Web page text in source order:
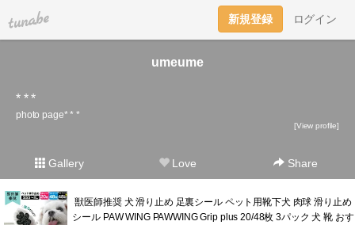
tuna.be 新規登録 ログイン
umeume
* * *
photo page* * *
[View profile]
Gallery Love Share
獣医師推奨 犬 滑り止め 足裏シール ペット用靴下犬 肉球 滑り止め
シール PAW WING PAWWING Grip plus 20/48枚 3パック 犬 靴 おす